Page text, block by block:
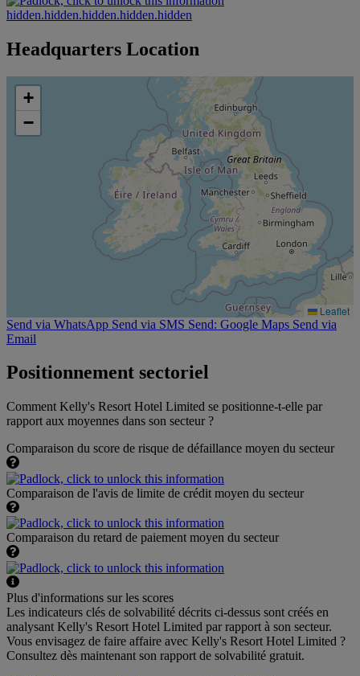
hidden.hidden.hidden.hidden.hidden
Headquarters Location
+
−
Leaflet
Send via WhatsApp Send via SMS Send: Google Maps Send via
Email
Positionnement sectoriel
Comment Kelly's Resort Hotel Limited se positionne-t-elle par
rapport aux moyennes dans son secteur ?
Comparaison du score de risque de défaillance moyen du secteur
Comparaison de l'avis de limite de crédit moyen du secteur
Comparaison du retard de paiement moyen du secteur
Plus d'informations sur les scores
Les indicateurs clés de solvabilité décrits ci-dessus sont créés en
analysant Kelly's Resort Hotel Limited par rapport à son secteur.
Vous envisagez de faire affaire avec Kelly's Resort Hotel Limited ?
Consultez dès maintenant son rapport de solvabilité gratuit.